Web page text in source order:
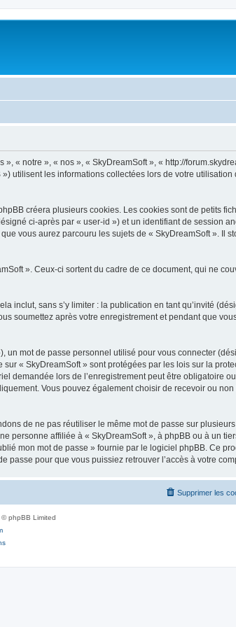
« notre », « nos », « SkyDreamSoft », « http://
utilisent les informations collectées lors de votre
créera plusieurs cookies. Les cookies sont de petits
ci-après par « user-id ») et un identifiant de session
vous aurez parcouru les sujets de « SkyDreamSoft ». Il
». Ceux-ci sortent du cadre de ce document, qui ne
inclut, sans s’y limiter : la publication en tant qu’invité
soumettez après votre enregistrement et pendant que
un mot de passe personnel utilisé pour vous connecter
« SkyDreamSoft » sont protégées par les lois sur la
demandée lors de l’enregistrement peut être obligatoire
Vous pouvez également choisir de recevoir ou
de ne pas réutiliser le même mot de passe sur
personne affiliée à « SkyDreamSoft », à phpBB ou à un
mon mot de passe » fournie par le logiciel phpBB. Ce
pour que vous puissiez retrouver l’accès à votre
Supprimer les
phpBB Limited